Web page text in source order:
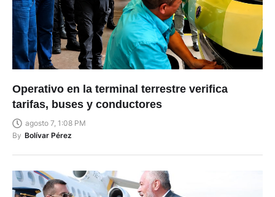
Operativo en la terminal terrestre verifica
tarifas, buses y conductores
agosto 7, 1:08 PM
By Bolívar Pérez